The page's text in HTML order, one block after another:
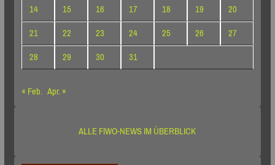
14
15 16 17 18 19
20
21
22 23 24 25 26
27
28
29 30
31
« Feb. Apr. »
ALLE FIWO-NEWS IM ÜBERBLICK